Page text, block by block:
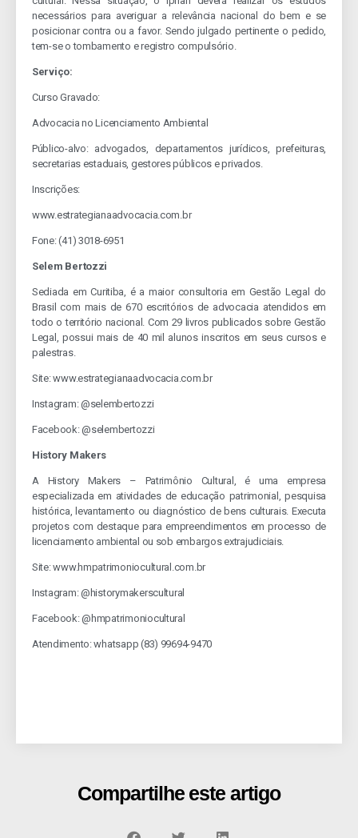
necessários para averiguar a relevância nacional do bem e se
posicionar contra ou a favor. Sendo julgado pertinente o pedido,
tem-se o tombamento e registro compulsório.
Serviço:
Curso Gravado:
Advocacia no Licenciamento Ambiental
Público-alvo: advogados, departamentos jurídicos, prefeituras,
secretarias estaduais, gestores públicos e privados.
Inscrições:
www.estrategianaadvocacia.com.br
Fone: (41) 3018-6951
Selem Bertozzi
Sediada em Curitiba, é a maior consultoria em Gestão Legal do
Brasil com mais de 670 escritórios de advocacia atendidos em
todo o território nacional. Com 29 livros publicados sobre Gestão
Legal, possui mais de 40 mil alunos inscritos em seus cursos e
palestras.
Site: www.estrategianaadvocacia.com.br
Instagram: @selembertozzi
Facebook: @selembertozzi
History Makers
A History Makers – Patrimônio Cultural, é uma empresa
especializada em atividades de educação patrimonial, pesquisa
histórica, levantamento ou diagnóstico de bens culturais. Executa
projetos com destaque para empreendimentos em processo de
licenciamento ambiental ou sob embargos extrajudiciais.
Site: www.hmpatrimoniocultural.com.br
Instagram: @historymakerscultural
Facebook: @hmpatrimoniocultural
Atendimento: whatsapp (83) 99694-9470
Compartilhe este artigo